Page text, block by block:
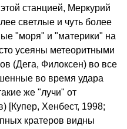
станцией, Меркурий
светлые и чуть более
"моря" и "материки" на
усеяны метеоритными
(Дега, Филоксен) во все
во время удара
же "лучи" от
[Купер, Хенбест, 1998;
кратеров видны